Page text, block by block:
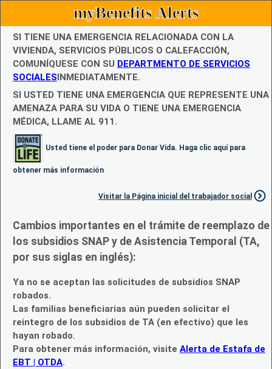
myBenefits Alerts
SI TIENE UNA EMERGENCIA RELACIONADA CON LA
VIVIENDA, SERVICIOS PÚBLICOS O CALEFACCIÓN,
COMUNÍQUESE CON SU DEPARTMENTO DE SERVICIOS
SOCIALESINMEDIATAMENTE.
SI USTED TIENE UNA EMERGENCIA QUE REPRESENTE UNA
AMENAZA PARA SU VIDA O TIENE UNA EMERGENCIA
MÉDICA, LLAME AL 911.
Usted tiene el poder para Donar Vida. Haga clic aquí para
obtener más información
Visitar la Página inicial del trabajador social
Cambios importantes en el trámite de reemplazo de
los subsidios SNAP y de Asistencia Temporal (TA,
por sus siglas en inglés):
Ya no se aceptan las solicitudes de subsidios SNAP
robados.
Las familias beneficiarias aún pueden solicitar el
reintegro de los subsidios de TA (en efectivo) que les
hayan robado.
Para obtener más información, visite Alerta de Estafa de
EBT | OTDA.